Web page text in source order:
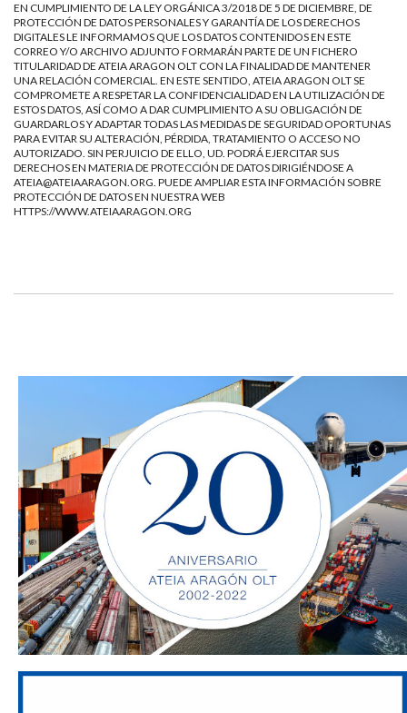
EN CUMPLIMIENTO DE LA LEY ORGÁNICA 3/2018 DE 5 DE DICIEMBRE, DE
PROTECCIÓN DE DATOS PERSONALES Y GARANTÍA DE LOS DERECHOS
DIGITALES LE INFORMAMOS QUE LOS DATOS CONTENIDOS EN ESTE
CORREO Y/O ARCHIVO ADJUNTO FORMARÁN PARTE DE UN FICHERO
TITULARIDAD DE ATEIA ARAGON OLT CON LA FINALIDAD DE MANTENER
UNA RELACIÓN COMERCIAL. EN ESTE SENTIDO, ATEIA ARAGON OLT SE
COMPROMETE A RESPETAR LA CONFIDENCIALIDAD EN LA UTILIZACIÓN DE
ESTOS DATOS, ASÍ COMO A DAR CUMPLIMIENTO A SU OBLIGACIÓN DE
GUARDARLOS Y ADAPTAR TODAS LAS MEDIDAS DE SEGURIDAD OPORTUNAS
PARA EVITAR SU ALTERACIÓN, PÉRDIDA, TRATAMIENTO O ACCESO NO
AUTORIZADO. SIN PERJUICIO DE ELLO, UD. PODRÁ EJERCITAR SUS
DERECHOS EN MATERIA DE PROTECCIÓN DE DATOS DIRIGIÉNDOSE A
ATEIA@ATEIAARAGON.ORG. PUEDE AMPLIAR ESTA INFORMACIÓN SOBRE
PROTECCIÓN DE DATOS EN NUESTRA WEB
HTTPS://WWW.ATEIAARAGON.ORG